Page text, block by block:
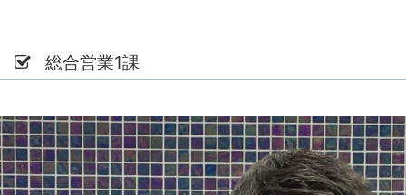
総合営業1課